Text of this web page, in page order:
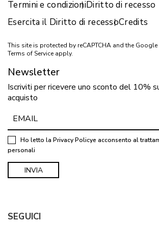
Termini e condizioniDiritto di recesso
Esercita il Diritto di recessoCredits
This site is protected by reCAPTCHA and the Google
Terms of Service apply.
Newsletter
Iscriviti per ricevere uno sconto del 10%
acquisto
Ho letto la Privacy Policye acconsento al
personali
SEGUICI